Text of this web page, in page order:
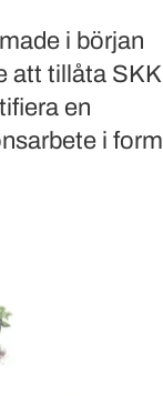
i början
att tillåta SKK
en
i form